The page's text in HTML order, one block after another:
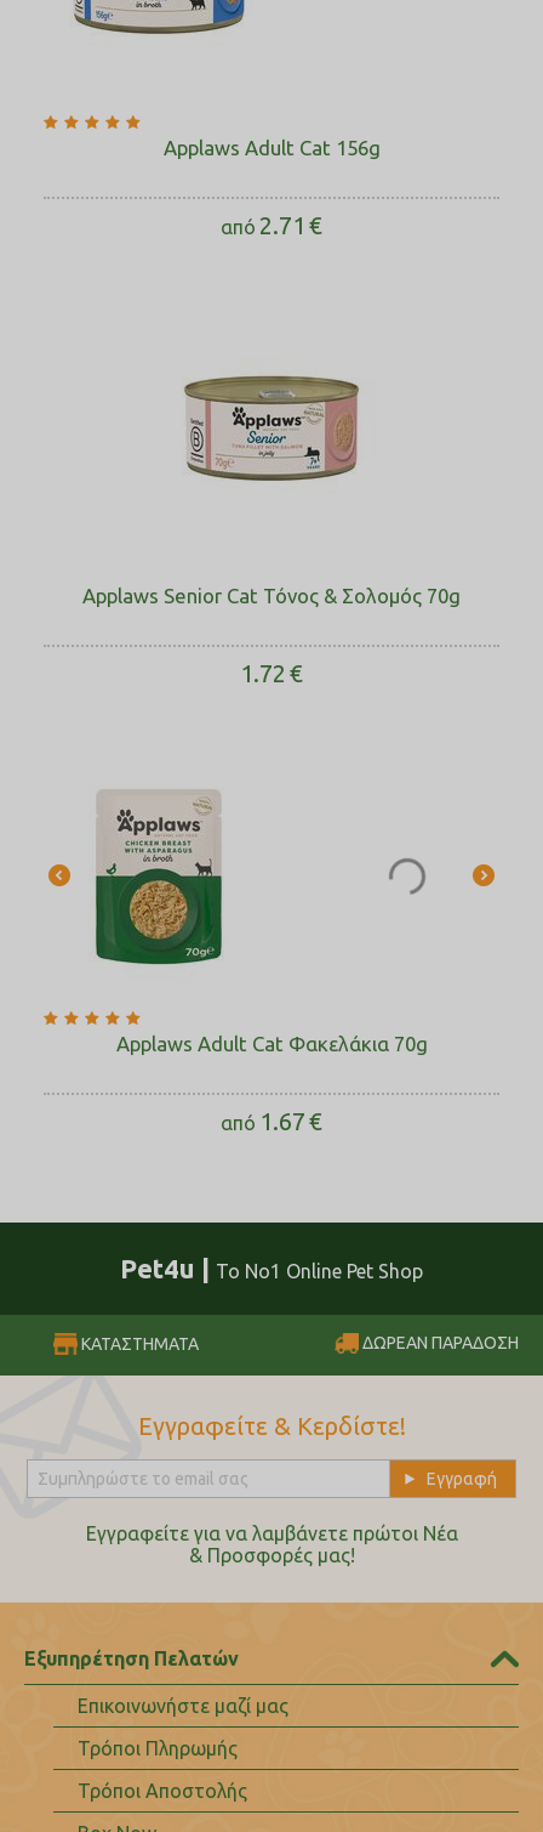
Applaws Adult Cat 156g
από 2.71 €
Applaws Senior Cat Τόνος & Σολομός 70g
1.72 €
Applaws Adult Cat Φακελάκια 70g
από 1.67€
Pet4u | Το No1 Online Pet Shop
ΚΑΤΑΣΤΗΜΑΤΑ ΔΩΡΕΑΝ ΠΑΡΑΔΟΣΗ
Εγγραφείτε & Κερδίστε!
Εγγραφείτε για να λαμβάνετε πρώτοι Nέα
& Προσφορές μας!
Εξυπηρέτηση Πελατών
Επικοινωνήστε μαζί μας
Τρόποι Πληρωμής
Τρόποι Αποστολής